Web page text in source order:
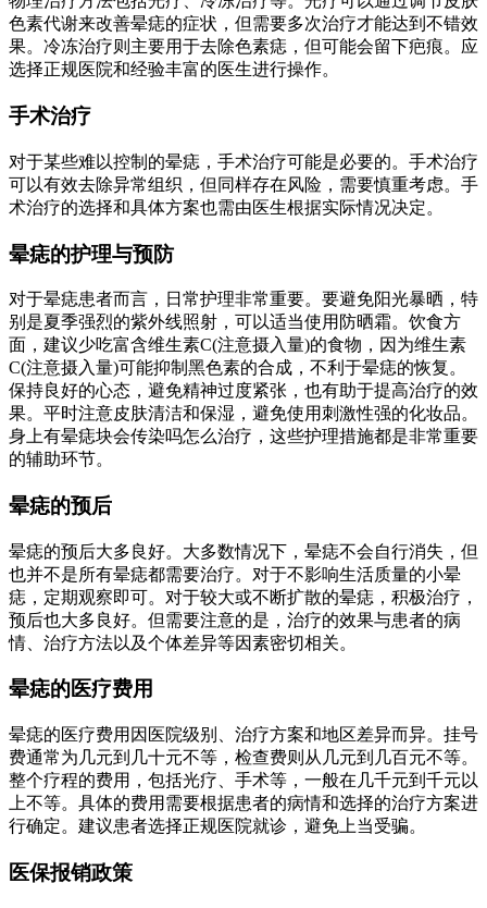
色素代谢来改善晕痣的症状，但需要多次治疗才能达到不错效
果。冷冻治疗则主要用于去除色素痣，但可能会留下疤痕。应
选择正规医院和经验丰富的医生进行操作。
手术治疗
对于某些难以控制的晕痣，手术治疗可能是必要的。手术治疗
可以有效去除异常组织，但同样存在风险，需要慎重考虑。手
术治疗的选择和具体方案也需由医生根据实际情况决定。
晕痣的护理与预防
对于晕痣患者而言，日常护理非常重要。要避免阳光暴晒，特
别是夏季强烈的紫外线照射，可以适当使用防晒霜。饮食方
面，建议少吃富含维生素C(注意摄入量)的食物，因为维生素
C(注意摄入量)可能抑制黑色素的合成，不利于晕痣的恢复。
保持良好的心态，避免精神过度紧张，也有助于提高治疗的效
果。平时注意皮肤清洁和保湿，避免使用刺激性强的化妆品。
身上有晕痣块会传染吗怎么治疗，这些护理措施都是非常重要
的辅助环节。
晕痣的预后
晕痣的预后大多良好。大多数情况下，晕痣不会自行消失，但
也并不是所有晕痣都需要治疗。对于不影响生活质量的小晕
痣，定期观察即可。对于较大或不断扩散的晕痣，积极治疗，
预后也大多良好。但需要注意的是，治疗的效果与患者的病
情、治疗方法以及个体差异等因素密切相关。
晕痣的医疗费用
晕痣的医疗费用因医院级别、治疗方案和地区差异而异。挂号
费通常为几元到几十元不等，检查费则从几元到几百元不等。
整个疗程的费用，包括光疗、手术等，一般在几千元到千元以
上不等。具体的费用需要根据患者的病情和选择的治疗方案进
行确定。建议患者选择正规医院就诊，避免上当受骗。
医保报销政策